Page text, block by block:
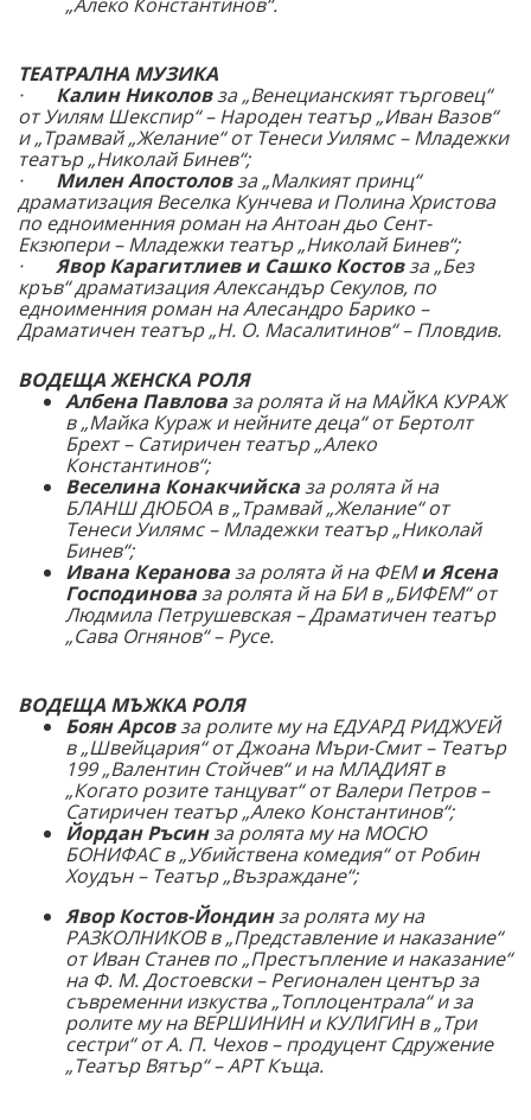
ТЕАТРАЛНА МУЗИКА
· Калин Николовза „Венецианският търговец“
от Уилям Шекспир“ – Народен театър „Иван Вазов“
и „Трамвай „Желание“ от Тенеси Уилямс – Младежки
театър „Николай Бинев“;
· Милен Апостоловза „Малкият принц“
драматизация Веселка Кунчева и Полина Христова
по едноименния роман на Антоан дьо Сент-
Екзюпери – Младежки театър „Николай Бинев“;
· Явор Карагитлиев и Сашко Костовза „Без
кръв“ драматизация Александър Секулов, по
едноименния роман на Алесандро Барико –
Драматичен театър„Н. О. Масалитинов“ – Пловдив.
ВОДЕЩА ЖЕНСКА РОЛЯ
Албена Павловаза ролята й на МАЙКА КУРАЖ
в „Майка Кураж и нейните деца“ от Бертолт
Брехт – Сатиричен театър „Алеко
Константинов“;
Веселина Конакчийсказа ролята й на
БЛАНШ ДЮБОА в „Трамвай „Желание“ от
Тенеси Уилямс – Младежки театър „Николай
Бинев“;
Ивана Керановаза ролята й на ФЕМиЯсена
Господиноваза ролята й на БИ в „БИФЕМ“ от
Людмила Петрушевская – Драматичен театър
„Сава Огнянов“ – Русе.
ВОДЕЩА МЪЖКА РОЛЯ
Боян Арсовза ролите му на ЕДУАРД РИДЖУЕЙ
в „Швейцария“ от Джоана Мъри-Смит – Театър
199 „Валентин Стойчев“ и на МЛАДИЯТ в
„Когато розите танцуват“ от Валери Петров –
Сатиричен театър „Алеко Константинов“;
Йордан Ръсинза ролята му на МОСЮ
БОНИФАС в „Убийствена комедия“ от Робин
Хоудън – Театър „Възраждане“;
Явор Костов-Йондинза ролята му на
РАЗКОЛНИКОВ в „Представление и наказание“
от Иван Станев по „Престъпление и наказание“
на Ф. М. Достоевски – Регионален център за
съвременни изкуства „Топлоцентрала“ и за
ролите му на ВЕРШИНИН и КУЛИГИН в „Три
сестри“ от А. П. Чехов – продуцент Сдружение
„Театър Вятър“ – АРТ Къща.